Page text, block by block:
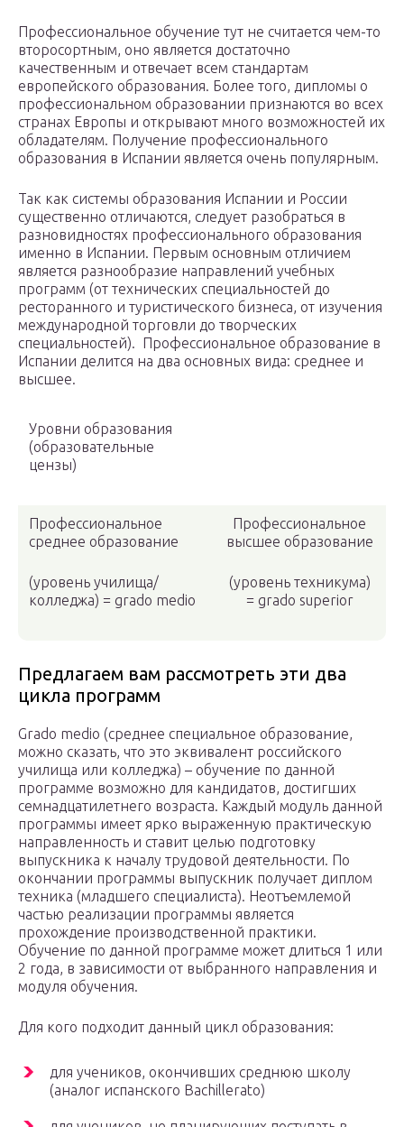
Профессиональное обучение тут не считается чем-то
второсортным, оно является достаточно
качественным и отвечает всем стандартам
европейского образования. Более того, дипломы о
профессиональном образовании признаются во всех
странах Европы и открывают много возможностей их
обладателям. Получение профессионального
образования в Испании является очень популярным.
Так как системы образования Испании и России
существенно отличаются, следует разобраться в
разновидностях профессионального образования
именно в Испании. Первым основным отличием
является разнообразие направлений учебных
программ (от технических специальностей до
ресторанного и туристического бизнеса, от изучения
международной торговли до творческих
специальностей). Профессиональное образование в
Испании делится на два основных вида: среднее и
высшее.
Уровни образования
(образовательные
цензы)
Профессиональное
среднее образование
(уровень училища/
колледжа) = grado medio
Профессиональное
высшее образование
(уровень техникума)
= grado superior
Предлагаем вам рассмотреть эти два
цикла программ
Grado medio (среднее специальное образование,
можно сказать, что это эквивалент российского
училища или колледжа) – обучение по данной
программе возможно для кандидатов, достигших
семнадцатилетнего возраста. Каждый модуль данной
программы имеет ярко выраженную практическую
направленность и ставит целью подготовку
выпускника к началу трудовой деятельности. По
окончании программы выпускник получает диплом
техника (младшего специалиста). Неотъемлемой
частью реализации программы является
прохождение производственной практики.
Обучение по данной программе может длиться 1 или
2 года, в зависимости от выбранного направления и
модуля обучения.
Для кого подходит данный цикл образования:
для учеников, окончивших среднюю школу
(аналог испанского Bachillerato)